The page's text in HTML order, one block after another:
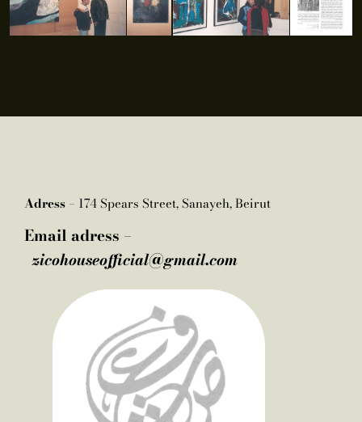
Adress – 174 Spears Street, Sanayeh, Beirut
Email adress –
zicohouseofficial@gmail.com